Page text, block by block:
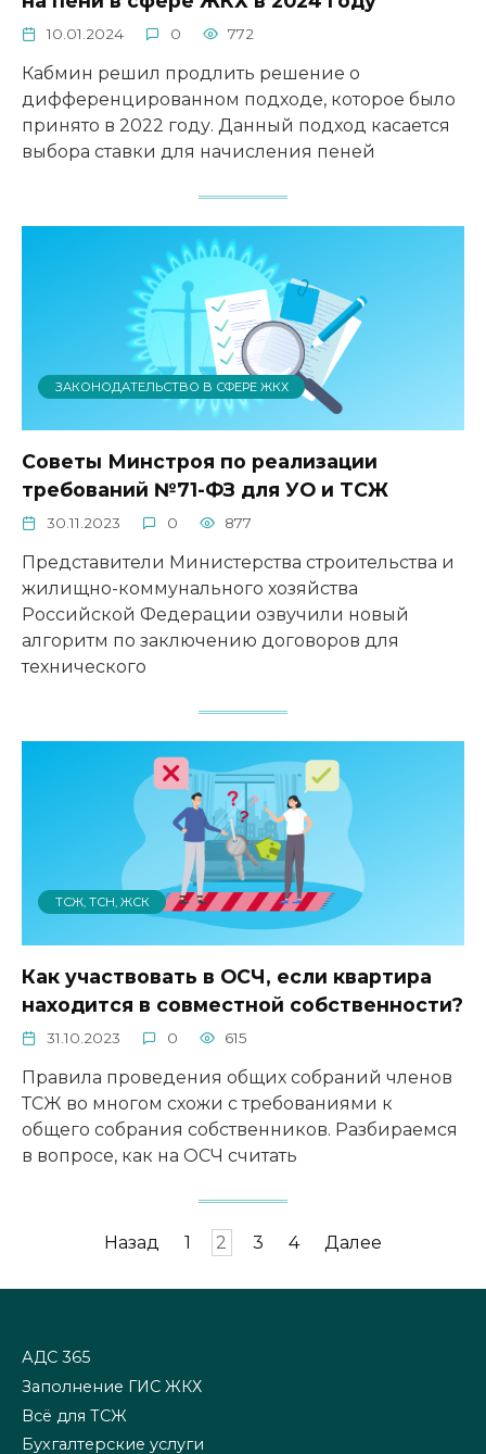
10.01.2024 0 772
Кабмин решил продлить решение о
дифференцированном подходе, которое было
принято в 2022 году. Данный подход касается
выбора ставки для начисления пеней
ЗАКОНОДАТЕЛЬСТВО В СФЕРЕ ЖКХ
Советы Минстроя по реализации
требований №71-ФЗ для УО и ТСЖ
30.11.2023 0 877
Представители Министерства строительства и
жилищно-коммунального хозяйства
Российской Федерации озвучили новый
алгоритм по заключению договоров для
технического
ТСЖ, ТСН, ЖСК
Как участвовать в ОСЧ, если квартира
находится в совместной собственности?
31.10.2023 0 615
Правила проведения общих собраний членов
ТСЖ во многом схожи с требованиями к
общего собрания собственников. Разбираемся
в вопросе, как на ОСЧ считать
ПагинацияНазад 1 2 3 4 Далее
АДС 365
Заполнение ГИС ЖКХ
Всё для ТСЖ
Бухгалтерские услуги